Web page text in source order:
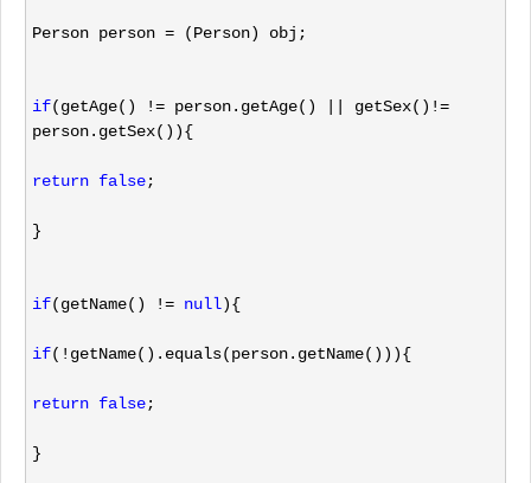
Person person = (Person) obj;
if(getAge() != person.getAge() || getSex()!=
person.getSex()){
return false;
}
if(getName() != null){
if(! getName().equals(person.getName())){
return false;
}